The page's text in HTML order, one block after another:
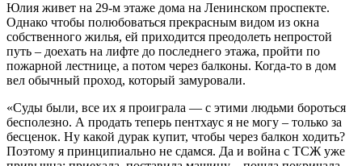
Юлия живет на 29-м этаже дома на Ленинском проспекте.
Однако чтобы полюбоваться прекрасным видом из окна
собственного жилья, ей приходится преодолеть непростой
путь – доехать на лифте до последнего этажа, пройти по
пожарной лестнице, а потом через балконы. Когда-то в дом
вел обычный проход, который замуровали.
«Суды были, все их я проиграла — с этими людьми бороться
бесполезно. А продать теперь пентхаус я не могу – только за
бесценок. Ну какой дурак купит, чтобы через балкон ходить?
Поэтому я принципиально не сдамся. Да и война с ТСЖ уже